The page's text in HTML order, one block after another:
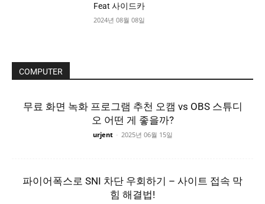
Feat 사이드카
2024년 08월 08일
COMPUTER
무료 화면 녹화 프로그램 추천 오캠 vs OBS 스튜디
오 어떤 게 좋을까?
urjent - 2025년 06월 15일
파이어폭스로 SNI 차단 우회하기 – 사이트 접속 막
힘 해결법!